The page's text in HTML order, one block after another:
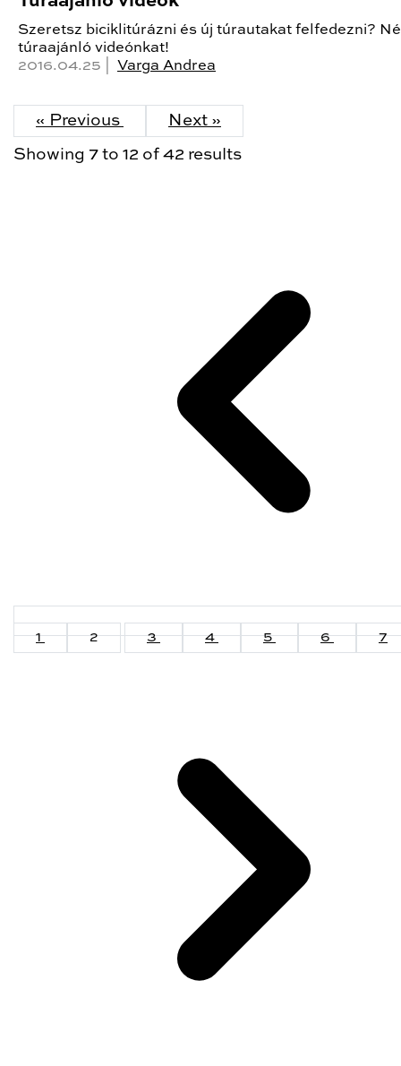
Szeretsz biciklitúrázni és új túrautakat felfedezni?
túraajánló videónkat!
2016.04.25 | Varga Andrea
« Previous Next »
Showing 7 to 12 of 42 results
1 2 3 4 5 6 7